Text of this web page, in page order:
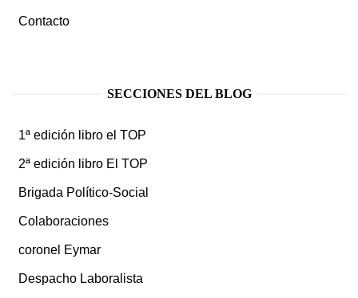
Contacto
SECCIONES DEL BLOG
1ª edición libro el TOP
2ª edición libro El TOP
Brigada Político-Social
Colaboraciones
coronel Eymar
Despacho Laboralista